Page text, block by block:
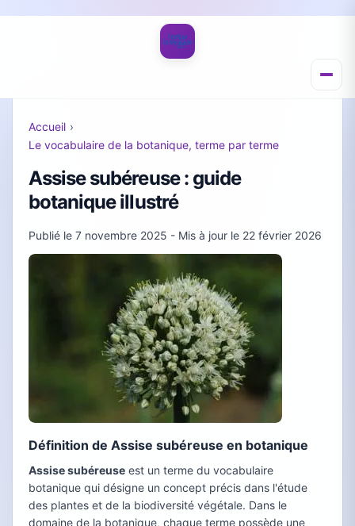
Accueil ›
Le vocabulaire de la botanique, terme par terme
Assise subéreuse : guide
botanique illustré
Publié le 7 novembre 2025 - Mis à jour le 22 février 2026
Définition de Assise subéreuse en botanique
Assise subéreuse est un terme du vocabulaire
botanique qui désigne un concept précis dans l'étude
des plantes et de la biodiversité végétale. Dans le
domaine de la botanique, chaque terme possède une